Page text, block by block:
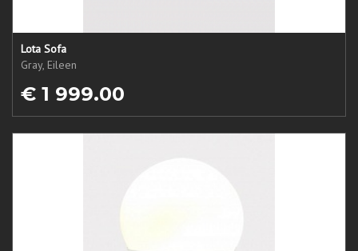
Lota Sofa
Gray, Eileen
€ 1 999.00